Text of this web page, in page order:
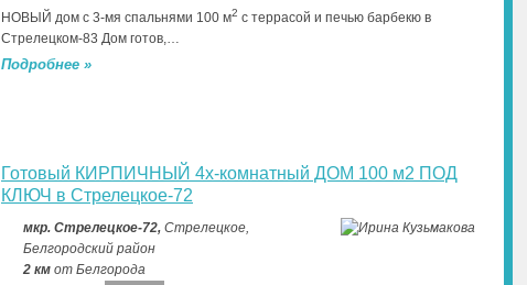
НОВЫЙ дом с 3-мя спальнями 100 м2 с террасой и печью барбекю в
Стрелецком-83 Дом готов,…
Подробнее »
Готовый КИРПИЧНЫЙ 4х-комнатный ДОМ 100 м2 ПОД
КЛЮЧ в Стрелецкое-72
мкр. Стрелецкое-72, Стрелецкое,
Белгородский район
2 км от Белгорода